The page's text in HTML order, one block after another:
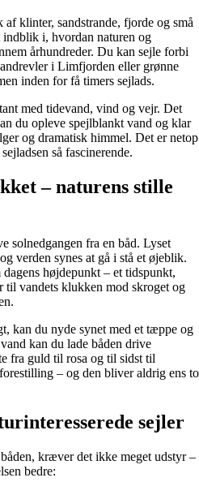
klinter, sandstrande, fjorde og små
i, hvordan naturen og
århundreder. Du kan sejle forbi
i Limfjorden eller grønne
inden for få timers sejlads.
med tidevand, vind og vejr. Det
du opleve spejlblankt vand og klar
og dramatisk himmel. Det er netop
så fascinerende.
– naturens stille
solnedgangen fra en båd. Lyset
verden synes at gå i stå et øjeblik.
højdepunkt – et tidspunkt,
til vandets klukken mod skroget og
kan du nyde synet med et tæppe og
kan du lade båden drive
fra guld til rosa og til sidst til
– og den bliver aldrig ens to
sejler
kræver det ikke meget udstyr –
bedre: